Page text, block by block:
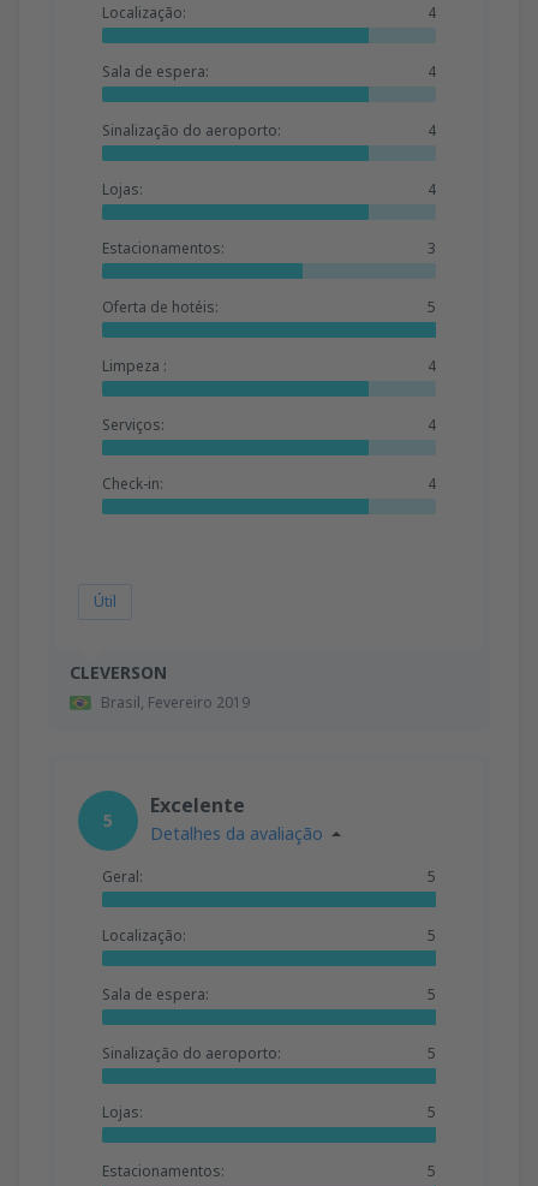
CLEVERSON
Brasil, Fevereiro 2019
Localização: 4
Sala de espera: 4
Sinalização do aeroporto: 4
Lojas: 4
Estacionamentos: 3
Oferta de hotéis: 5
Limpeza : 4
Serviços: 4
Check-in: 4
Útil
5
Excelente
Detalhes da avaliação
Geral: 5
Localização: 5
Sala de espera: 5
Sinalização do aeroporto: 5
Lojas: 5
Estacionamentos: 5